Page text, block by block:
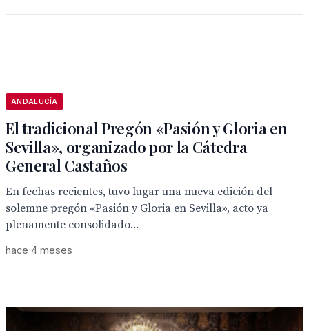
ANDALUCÍA
El tradicional Pregón «Pasión y Gloria en
Sevilla», organizado por la Cátedra
General Castaños
En fechas recientes, tuvo lugar una nueva edición del
solemne pregón «Pasión y Gloria en Sevilla», acto ya
plenamente consolidado...
hace 4 meses